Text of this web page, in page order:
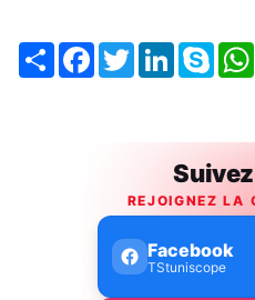
Share FacebookTwitterLinkedInSkype